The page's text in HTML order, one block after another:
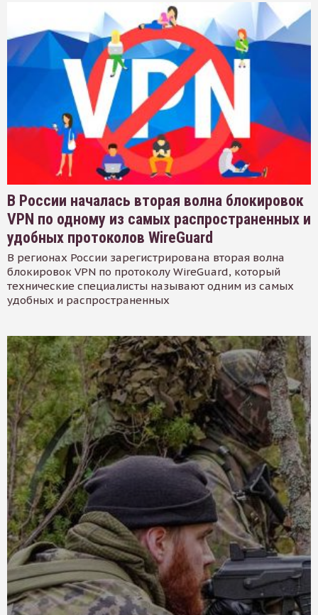
В России началась вторая волна блокировок
VPN по одному из самых распространенных и
удобных протоколов WireGuard
В регионах России зарегистрирована вторая волна
блокировок VPN по протоколу WireGuard, который
технические специалисты называют одним из самых
удобных и распространенных